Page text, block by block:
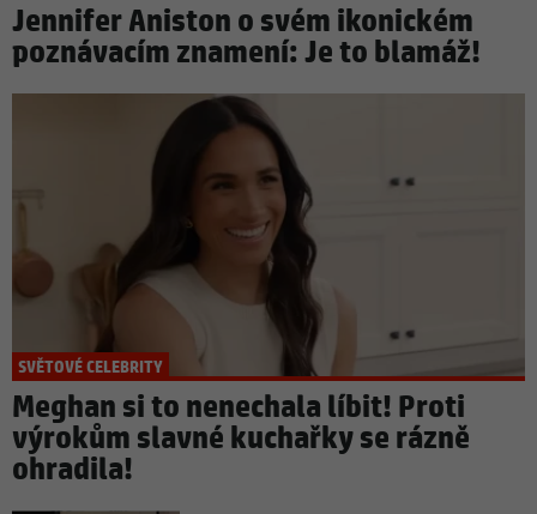
Jennifer Aniston o svém ikonickém
poznávacím znamení: Je to blamáž!
SVĚTOVÉ CELEBRITY
Meghan si to nenechala líbit! Proti
výrokům slavné kuchařky se rázně
ohradila!